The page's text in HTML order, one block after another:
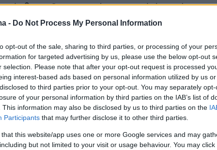
- Do Not Process My Personal Information
opt-out of the sale, sharing to third parties, or processing of your
for targeted advertising by us, please use the below opt-out
selection. Please note that after your opt-out request is processed
interest-based ads based on personal information utilized by us
to third parties prior to your opt-out. You may separately
of your personal information by third parties on the IAB’s list of
This information may also be disclosed by us to third parties on the
Participants that may further disclose it to other third parties.
that this website/app uses one or more Google services and may
but not limited to your visit or usage behaviour. You may
άρθρου 8 , παρατείνεται κατά ένα μήνα ο
της δυνατότητας επίδειξης εγγράφων,
ως εξής:
τις συναλλαγές των φυσικών προσώπων: α)
και χρηματοπιστωτικούς οργανισμούς
των παρ. 2 και 3, αντίστοιχα, του άρθρου 3
(Α’ 139) και β) με παρόχους υπηρεσιών
τηλεφωνίας,η δυνατότητα επίδειξης